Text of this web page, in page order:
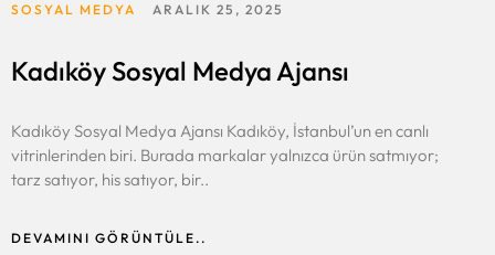
SOSYAL MEDYA ARALIK 25, 2025
Kadıköy Sosyal Medya Ajansı
Kadıköy Sosyal Medya Ajansı Kadıköy, İstanbul’un en canlı
vitrinlerinden biri. Burada markalar yalnızca ürün satmıyor;
tarz satıyor, his satıyor, bir..
DEVAMINI GÖRÜNTÜLE..